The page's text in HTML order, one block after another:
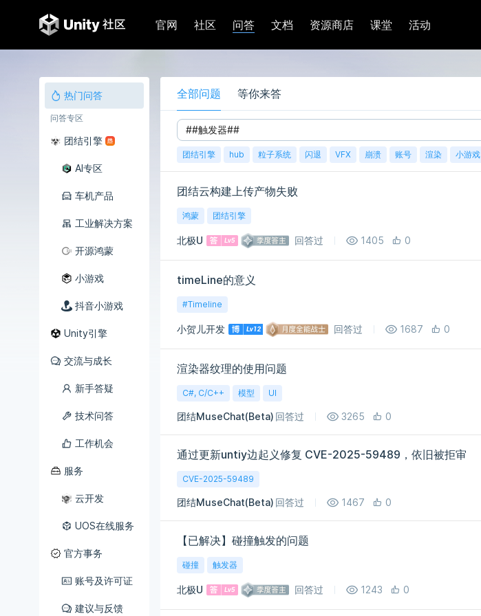
官网 社区 问答 文档 资源商店 课堂 活动
热门问答
问答专区
团结引擎
AI专区
车机产品
工业解决方案
开源鸿蒙
小游戏
抖音小游戏
Unity引擎
交流与成长
新手答疑
技术问答
工作机会
服务
云开发
UOS在线服务
官方事务
账号及许可证
建议与反馈
全部问题 等你来答
团结引擎 hub 粒子系统 闪退 VFX 崩溃 账号 渲染 小游戏
团结云构建上传产物失败
鸿蒙 团结引擎
北极U 回答过 1405 0
timeLine的意义
#Timeline
小贺儿开发 回答过 1687 0
渲染器纹理的使用问题
C#, C/C++ 模型 UI
团结MuseChat(Beta) 回答过 3265 0
通过更新untiy边起义修复 CVE-2025-59489，依旧被拒审
CVE-2025-59489
团结MuseChat(Beta) 回答过 1467 0
【已解决】碰撞触发的问题
碰撞 触发器
北极U 回答过 1243 0